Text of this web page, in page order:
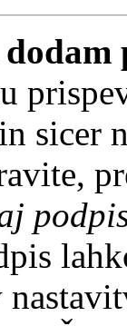
sicer